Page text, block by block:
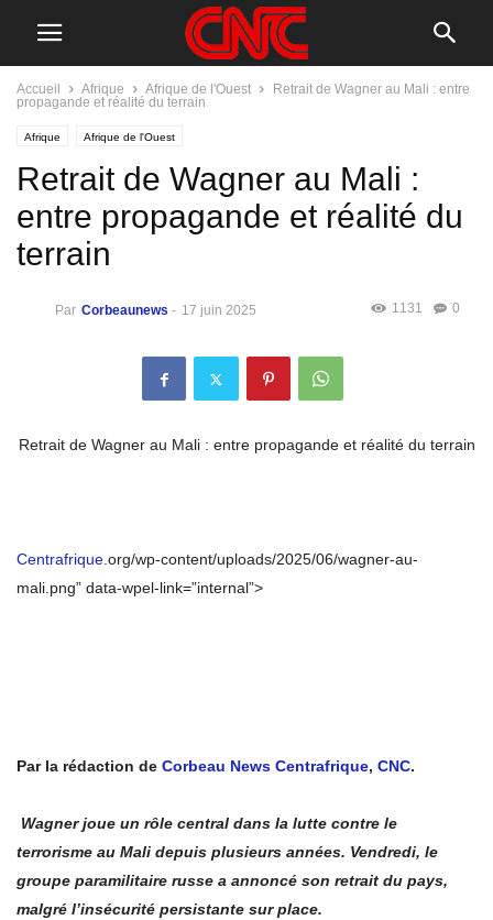
Accueil Afrique Afrique de l'Ouest
Retrait de Wagner au Mali : entre
propagande et réalité du terrain
Afrique Afrique de l'Ouest
Retrait de Wagner au Mali :
entre propagande et réalité du
terrain
Par Corbeaunews - 17 juin 2025 0
1131
Retrait de Wagner au Mali : entre propagande et réalité du terrain
Centrafrique.org/wp-content/uploads/2025/06/wagner-au-
mali.png” data-wpel-link=”internal”>
Par la rédaction de Corbeau News Centrafrique, CNC.
Wagner joue un rôle central dans la lutte contre le
terrorisme au Mali depuis plusieurs années. Vendredi, le
groupe paramilitaire russe a annoncé son retrait du pays,
malgré l’insécurité persistante sur place.